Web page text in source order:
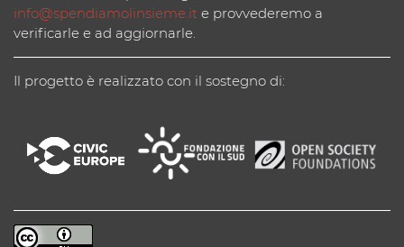
info@spendiamolinsieme.it e provvederemo a
verificarle e ad aggiornarle.
Il progetto è realizzato con il sostegno di: